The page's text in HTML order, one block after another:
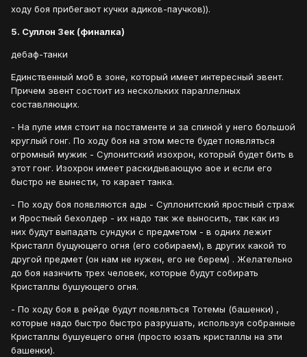
ходу боя прибегают кучки адиков-паучков)).
5. Суллон Зек (финалка)
дебаф-танки
Единственный моб в зоне, который имеет интересный эвент.
Причем эвент состоит из нескольких параллелных
составляющих.
- На пуле имя стоит на постаменте и за спиной у него большой
круглый гонг. По ходу боя на этом месте будет появляться
огромный мужик - Сулонитский изохрон, который будет бить в
этот гонг. Изохрон имеет раскидывающую аое и если его
быстро не вынести, то карает танка.
- По ходу боя появляются ады - Суллонитский яростный страж
и Яростный бехолдер - их надо так же выносить, так как из
них будут выпадать сундуки с предметом - в одних лежит
Кристалл бущующего огня (его собираем), в других какой то
другой предмет (он нам не нужен, его не берем) . Желательно
до боя назнчить трех человек, которые будут собирать
Кристаллы бушующего огня.
- По ходу боя в рейде будут появляться Тотемы (башенки) ,
которые надо быстро быстро разрушать, используя собранные
Кристаллы бушуещего огня (просто юзать кристаллы на эти
башенки).